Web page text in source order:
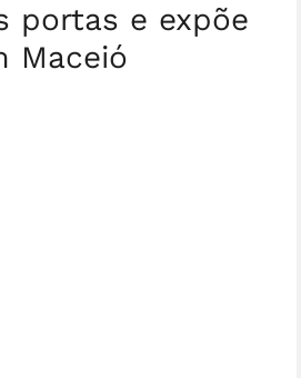
portas e expõe
Maceió